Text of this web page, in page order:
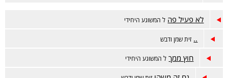
לא פעיל פה ל המשוגע היחידי
.. זית שמן ודבש
חוץ ממך ל המשוגע היחידי